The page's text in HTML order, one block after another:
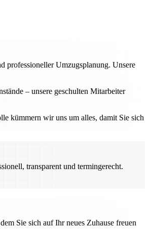
professioneller Umzugsplanung. Unsere
– unsere geschulten Mitarbeiter
kümmern wir uns um alles, damit Sie sich
transparent und termingerecht.
Sie sich auf Ihr neues Zuhause freuen